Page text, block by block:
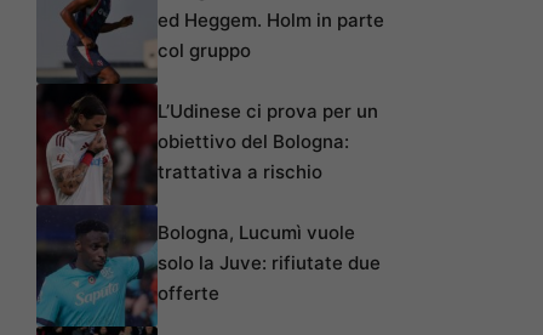
ed Heggem. Holm in parte
col gruppo
L’Udinese ci prova per un
obiettivo del Bologna:
trattativa a rischio
Bologna, Lucumì vuole
solo la Juve: rifiutate due
offerte